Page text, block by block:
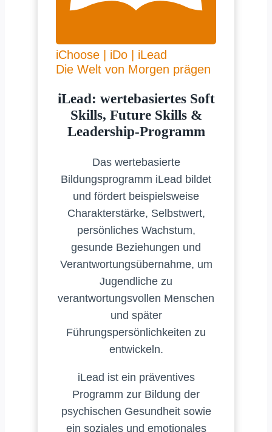
iChoose | iDo | iLead
Die Welt von Morgen prägen
iLead: wertebasiertes Soft
Skills, Future Skills &
Leadership-Programm
Das wertebasierte
Bildungsprogramm iLead bildet
und fördert beispielsweise
Charakterstärke, Selbstwert,
persönliches Wachstum,
gesunde Beziehungen und
Verantwortungsübernahme, um
Jugendliche zu
verantwortungsvollen Menschen
und später
Führungspersönlichkeiten zu
entwickeln.
iLead ist ein präventives
Programm zur Bildung der
psychischen Gesundheit sowie
ein soziales und emotionales